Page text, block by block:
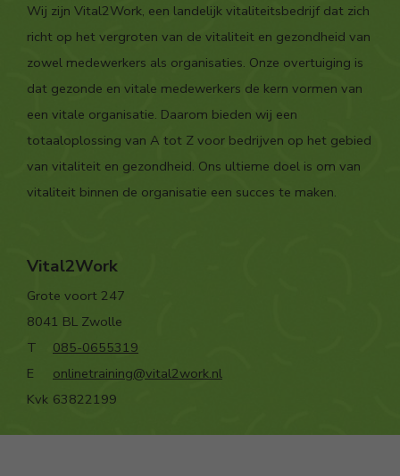
Wij zijn Vital2Work, een landelijk vitaliteitsbedrijf dat zich
richt op het vergroten van de vitaliteit en gezondheid van
zowel medewerkers als organisaties. Onze overtuiging is
dat gezonde en vitale medewerkers de kern vormen van
een vitale organisatie. Daarom bieden wij een
totaaloplossing van A tot Z voor bedrijven op het gebied
van vitaliteit en gezondheid. Ons ultieme doel is om van
vitaliteit binnen de organisatie een succes te maken.
Vital2Work
Grote voort 247
8041 BL Zwolle
T
085-0655319
E
onlinetraining@vital2work.nl
Kvk 63822199